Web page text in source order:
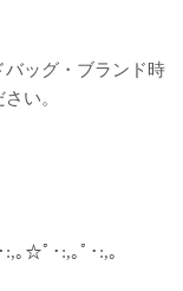
ッグ・ブランド時
い。
｡☆ﾟ･:,｡ﾟ･:,｡